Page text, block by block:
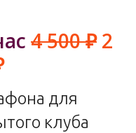
4 500 ₽2
для
клуба